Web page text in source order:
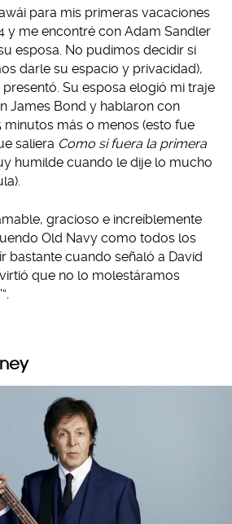
para mis primeras vacaciones
y me encontré con Adam Sandler
esposa. No pudimos decidir si
darle su espacio y privacidad),
Su esposa elogió mi traje
James Bond y hablaron con
minutos más o menos (esto fue
saliera Como si fuera la primera
humilde cuando le dije lo mucho
gracioso e increíblemente
Old Navy como todos los
bastante cuando señaló a David
que no lo molestáramos
.